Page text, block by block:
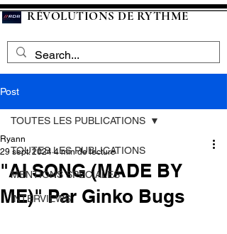
RÉVOLUTIONS DE RYTHME
Post
TOUTES LES PUBLICATIONS
MENTIONS SPECIALES
INTERVIEWS
TOUTES LES PUBLICATIONS
"AI SONG (MADE BY
ME)" Par Ginko Bugs
Ryann
29 sept. 2024 4 min de lecture